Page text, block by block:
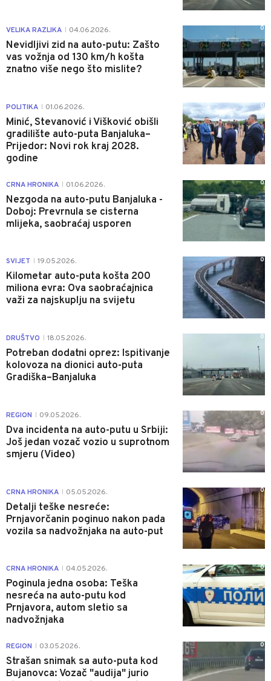
VELIKA RAZLIKA 04.06.2026.
Nevidljivi zid na auto-putu: Zašto
vas vožnja od 130 km/h košta
znatno više nego što mislite?
0
POLITIKA 01.06.2026.
Minić, Stevanović i Višković obišli
gradilište auto-puta Banjaluka–
Prijedor: Novi rok kraj 2028.
godine
0
CRNA HRONIKA 01.06.2026.
Nezgoda na auto-putu Banjaluka -
Doboj: Prevrnula se cisterna
mlijeka, saobraćaj usporen
0
SVIJET 19.05.2026.
Kilometar auto-puta košta 200
miliona evra: Ova saobraćajnica
važi za najskuplju na svijetu
0
DRUŠTVO 18.05.2026.
Potreban dodatni oprez: Ispitivanje
kolovoza na dionici auto-puta
Gradiška–Banjaluka
0
REGION 09.05.2026.
Dva incidenta na auto-putu u Srbiji:
Još jedan vozač vozio u suprotnom
smjeru (Video)
0
CRNA HRONIKA 05.05.2026.
Detalji teške nesreće:
Prnjavorčanin poginuo nakon pada
vozila sa nadvožnjaka na auto-put
0
CRNA HRONIKA 04.05.2026.
Poginula jedna osoba: Teška
nesreća na auto-putu kod
Prnjavora, autom sletio sa
nadvožnjaka
0
REGION 03.05.2026.
Strašan snimak sa auto-puta kod
Bujanovca: Vozač "audija" jurio
0